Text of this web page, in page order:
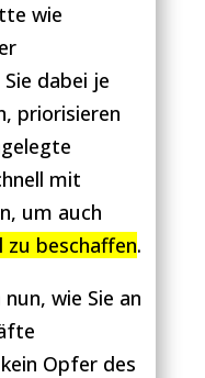
wie
dabei je
priorisieren
mit
um auch
zu beschaffen.
wie Sie an
Opfer des